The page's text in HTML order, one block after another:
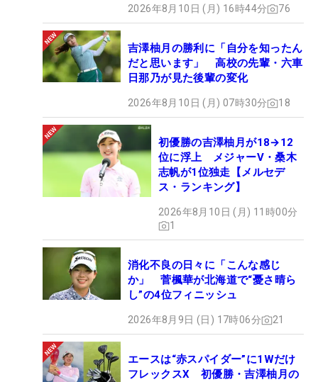
2026年8月10日 (月) 16時44分 76
吉澤柚月の勝利に「自分を知ったん
だと思います」 高校の先輩・六車
日那乃が見た後輩の変化
2026年8月10日 (月) 07時30分 18
初優勝の吉澤柚月が18→12
位に浮上 メジャーV・桑木
志帆が1位独走【メルセデ
ス・ランキング】
2026年8月10日 (月) 11時00分
1
消化不良の日々に「こんな感じ
か」 菅楓華が北海道で“憂さ晴ら
し”の4位フィニッシュ
2026年8月9日 (日) 17時06分 21
エースは“赤スパイダー”に1Wだけ
フレックスX 初優勝・吉澤柚月の